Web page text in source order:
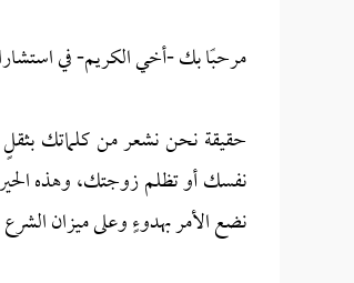
مرحبًا بك -أخي الكريم- في
حقيقة نحن نشعر من كلماتك
نفسك أو تظلم زوجتك، وهذه
نضع الأمر بهدوءٍ وعلى ميزان